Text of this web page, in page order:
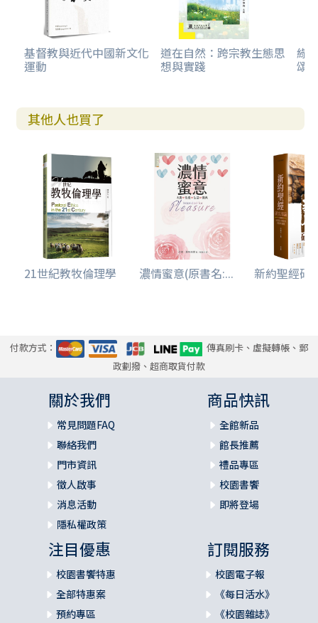
基督教與近代中國新文化
運動
道在自然：跨宗教生態思
想與實踐
綠
頌
其他人也買了
21世紀教牧倫理學 濃情蜜意(原書名:... 新約聖經研
付款方式：
傳真刷卡、虛擬轉帳、郵
政劃撥、超商取貨付款
關於我們
常見問題FAQ
聯絡我們
門市資訊
徵人啟事
消息活動
隱私權政策
商品快訊
全館新品
館長推薦
禮品專區
校園書饗
即將登場
注目優惠
校園書饗特惠
全部特惠案
預約專區
訂閱服務
校園電子報
《每日活水》
《校園雜誌》